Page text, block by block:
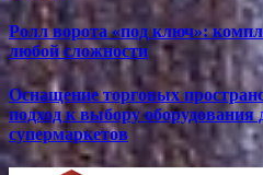
Ролл ворота «под ключ»:
любой сложности
Оснащение торговых
подход к выбору оборудования
супермаркетов